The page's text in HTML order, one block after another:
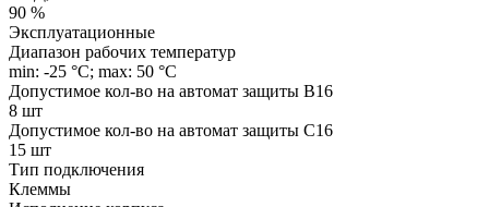
90 %
Эксплуатационные
Диапазон рабочих температур
min: -25 °C; max: 50 °C
Допустимое кол-во на автомат защиты B16
8 шт
Допустимое кол-во на автомат защиты C16
15 шт
Тип подключения
Клеммы